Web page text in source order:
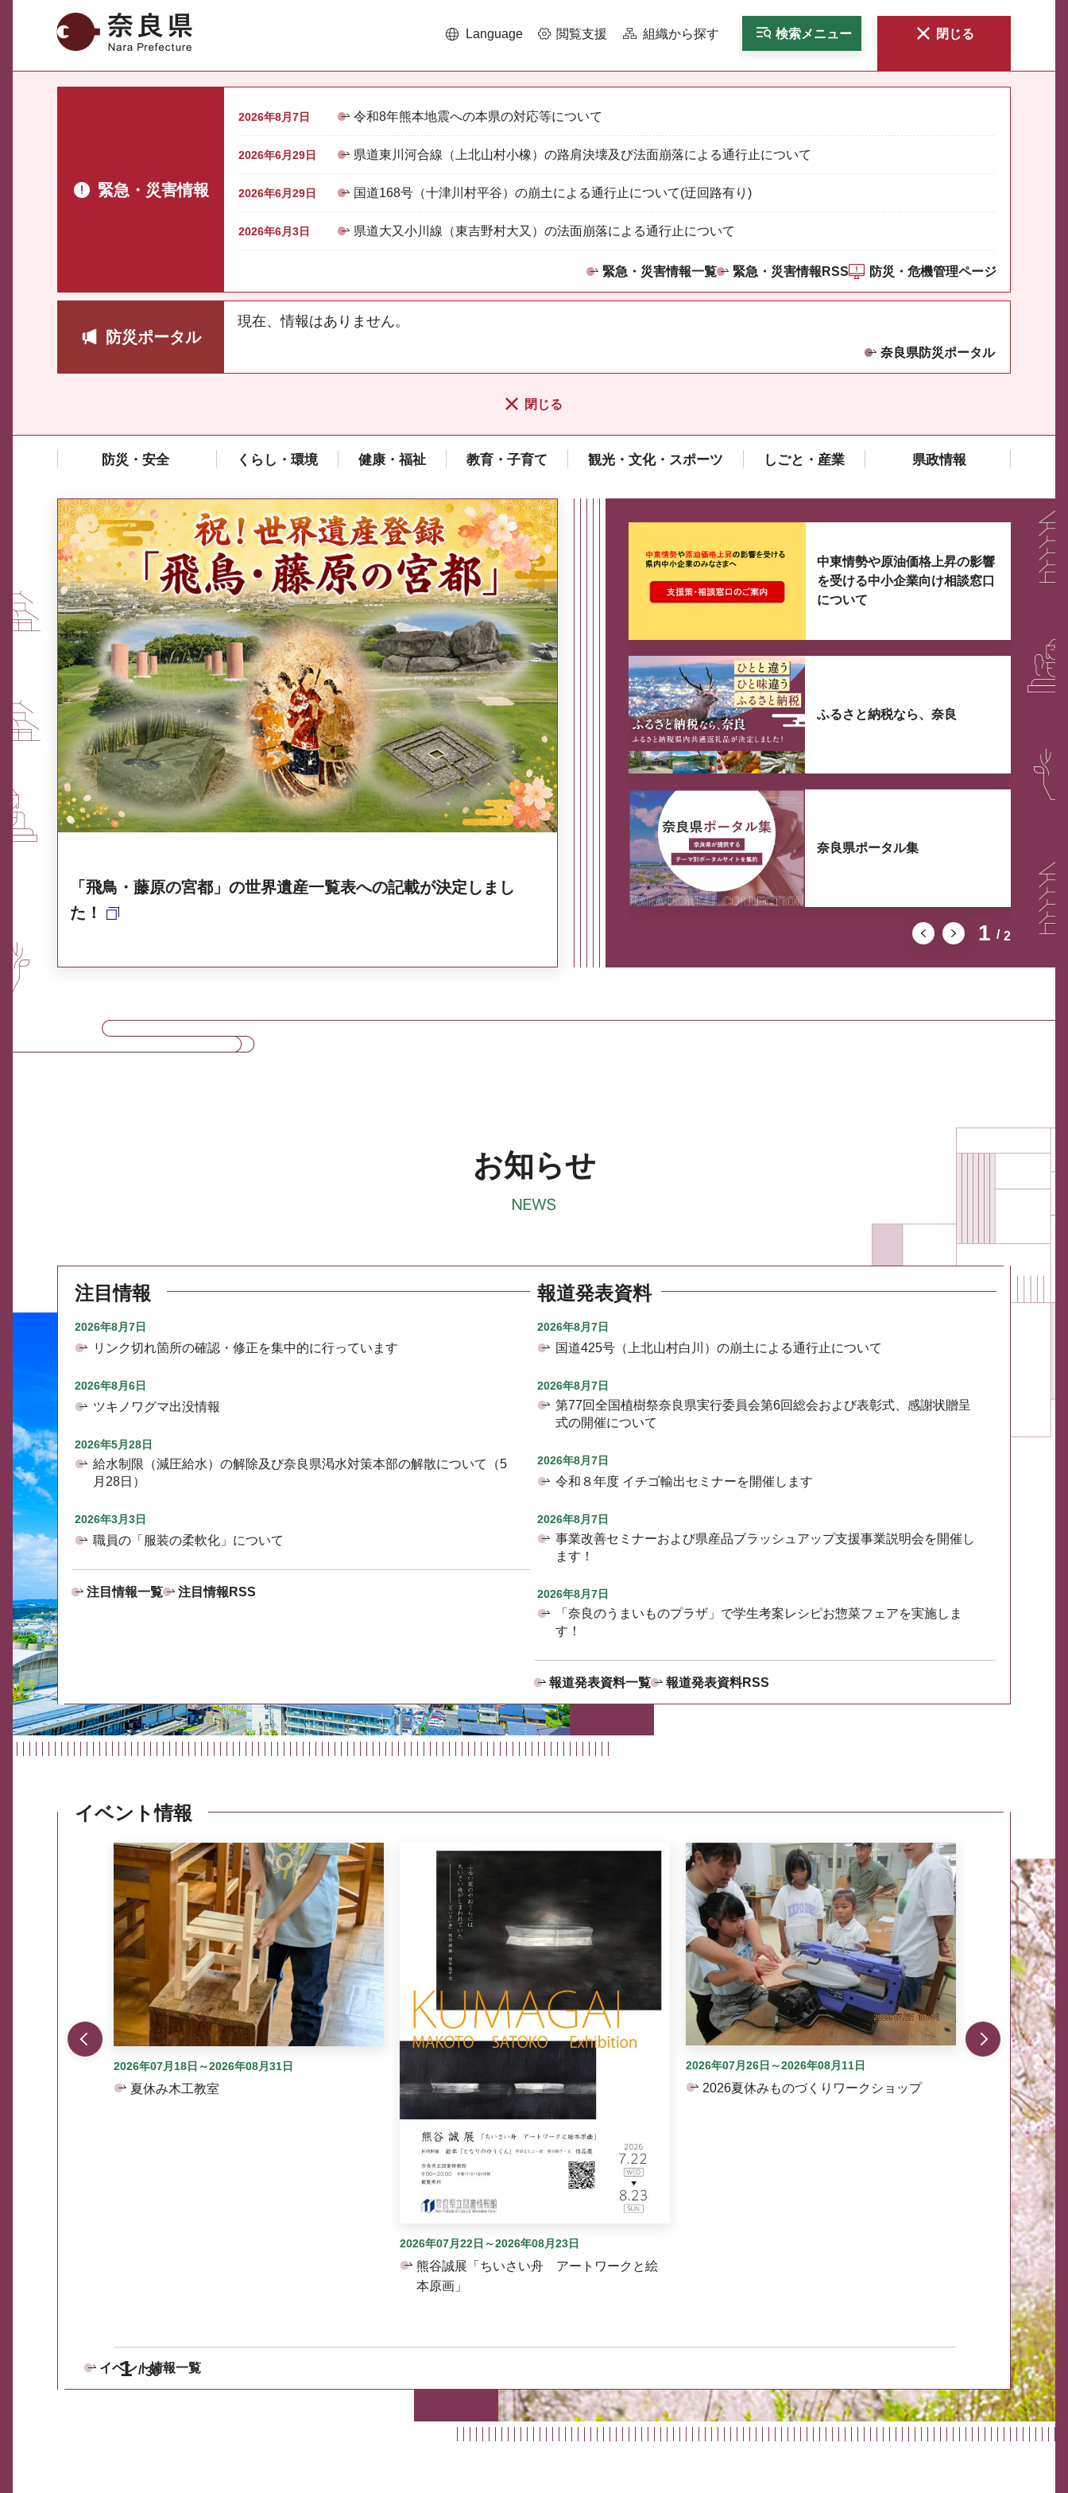
奈良県 Language 閲覧支援 組織から探す 検索メニュー 閉じる
緊急・災害情報
2026年8月7日 令和8年熊本地震への本県の対応等について
2026年6月29日 県道東川河合線（上北山村小橡）の路肩決壊及び法面崩落による通行止について
2026年6月29日 国道168号（十津川村平谷）の崩土による通行止について(迂回路有り)
2026年6月3日 県道大又小川線（東吉野村大又）の法面崩落による通行止について
緊急・災害情報一覧 緊急・災害情報RSS 防災・危機管理ページ
防災ポータル
現在、情報はありません。
奈良県防災ポータル
閉じる
防災・安全 くらし・環境 健康・福祉 教育・子育て 観光・文化・スポーツ しごと・産業 県政情報
「飛鳥・藤原の宮都」の世界遺産一覧表への記載が決定しまし
た！
ここから最大3つずつ情報が表示されるスライダーがあります。
1 2
中東情勢や原油価格上昇の影響
を受ける中小企業向け相談窓口
について
ふるさと納税なら、奈良
県広報誌「県民だより奈良」
2026年8月号
奈良県政策集
中東情勢や原油価格上昇の影響
を受ける中小企業向け相談窓口
について
ふるさと納税なら、奈良
奈良県ポータル集
お知らせ
注目情報
2026年8月7日
リンク切れ箇所の確認・修正を集中的に行っています
2026年8月6日
ツキノワグマ出没情報
2026年5月28日
給水制限（減圧給水）の解除及び奈良県渇水対策本部の解散について（5
月28日）
2026年3月3日
職員の「服装の柔軟化」について
注目情報一覧 注目情報RSS
報道発表資料
2026年8月7日
国道425号（上北山村白川）の崩土による通行止について
2026年8月7日
第77回全国植樹祭奈良県実行委員会第6回総会および表彰式、感謝状贈呈
式の開催について
2026年8月7日
令和８年度 イチゴ輸出セミナーを開催します
2026年8月7日
事業改善セミナーおよび県産品ブラッシュアップ支援事業説明会を開催し
ます！
2026年8月7日
「奈良のうまいものプラザ」で学生考案レシピお惣菜フェアを実施しま
す！
報道発表資料一覧 報道発表資料RSS
イベント情報
1 30
2026年07月18日～2026年08月31日
夏休み木工教室
2026年07月22日～2026年08月23日
熊谷誠展「ちいさい舟 アートワークと絵
本原画」
2026年07月26日～2026年08月11日
2026夏休みものづくりワークショップ
イベント情報一覧